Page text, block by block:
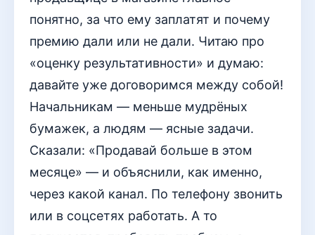
понятно, за что ему заплатят и почему
премию дали или не дали. Читаю про
«оценку результативности» и думаю:
давайте уже договоримся между собой!
Начальникам — меньше мудрёных
бумажек, а людям — ясные задачи.
Сказали: «Продавай больше в этом
месяце» — и объяснили, как именно,
через какой канал. По телефону звонить
или в соцсетях работать. А то